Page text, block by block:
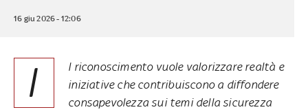
16 giu 2026 - 12:06
I
l riconoscimento vuole valorizzare realtà e
iniziative che contribuiscono a diffondere
consapevolezza sui temi della sicurezza